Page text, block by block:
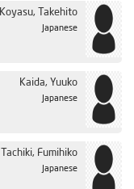
Koyasu, Takehito
Japanese
Kaida, Yuuko
Japanese
Tachiki, Fumihiko
Japanese